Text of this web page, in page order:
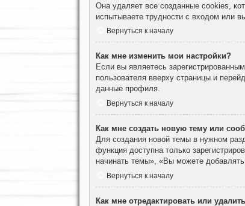
Она удаляет все созданные cookies,
испытываете трудности с входом или
Вернуться к началу
Как мне изменить мои настройки?
Если вы являетесь
пользователя вверху страницы и
данные профиля.
Вернуться к началу
Как мне создать новую тему или
Для создания новой темы в нужном
функция доступна только
начинать темы», «Вы можете
Вернуться к началу
Как мне отредактировать или